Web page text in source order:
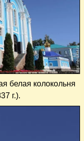
белая колокольня
г.).